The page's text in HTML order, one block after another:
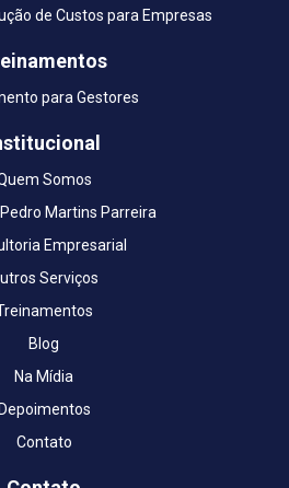
de Custos para Empresas
para Gestores
Somos
Martins Parreira
Empresarial
Serviços
Blog
Na Mídia
Depoimentos
Contato